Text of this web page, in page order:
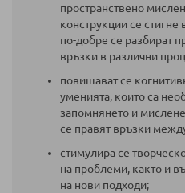
пространствено
конструкции се стигне
по-добре се разбират
връзки в различни
повишават се
уменията, които са
запомнянето и
се правят връзки
стимулира се
на проблеми, както и
на нови подходи;